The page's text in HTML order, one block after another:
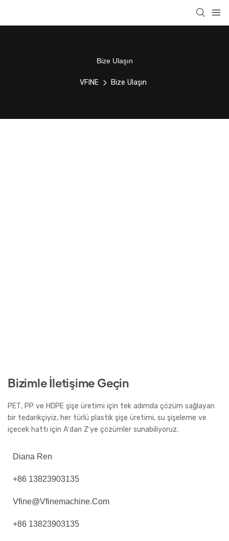
Bize Ulaşın
VFINE Bize Ulaşın
Bizimle İletişime Geçin
PET, PP ve HDPE şişe üretimi için tek adımda çözüm sağlayan
bir tedarikçiyiz, her türlü plastik şişe üretimi, su şişeleme ve
içecek hattı için A'dan Z'ye çözümler sunabiliyoruz.
Diana Ren
+86 13823903135
Vfine@vfinemachine.com
+86 13823903135